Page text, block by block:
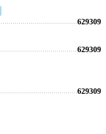
629309
629309
629309